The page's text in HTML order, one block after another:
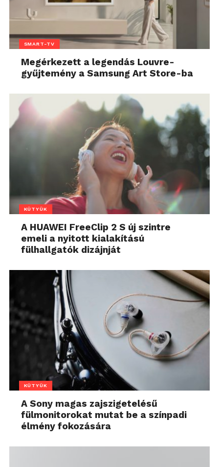
SMART-TV
Megérkezett a legendás Louvre-
gyűjtemény a Samsung Art Store-ba
KÜTYÜK
A HUAWEI FreeClip 2 S új szintre
emeli a nyitott kialakítású
fülhallgatók dizájnját
KÜTYÜK
A Sony magas zajszigetelésű
fülmonitorokat mutat be a színpadi
élmény fokozására